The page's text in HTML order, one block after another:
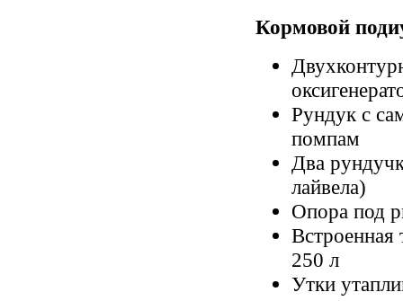
Кормовой
Рундук с
помпам
Два
лайвела)
Опора под
250 л
Утки